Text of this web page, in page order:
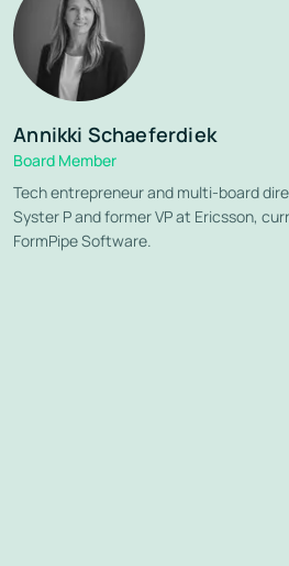
Annikki Schaeferdiek
Board Member
Tech entrepreneur and multi-board
Syster P and former VP at Ericsson,
FormPipe Software.